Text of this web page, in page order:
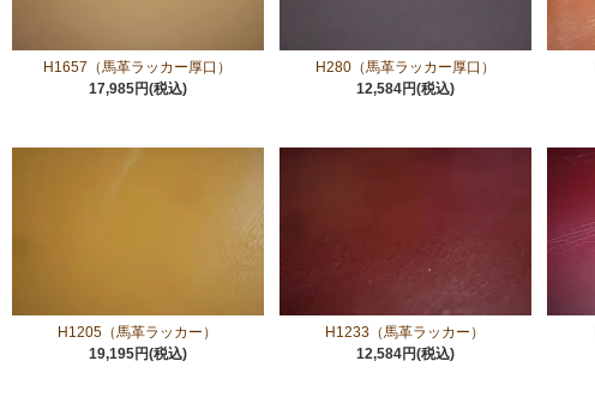
H1657（馬革ラッカー厚口）
17,985円(税込)
H280（馬革ラッカー厚口）
12,584円(税込)
H1205（馬革ラッカー）
19,195円(税込)
H1233（馬革ラッカー）
12,584円(税込)